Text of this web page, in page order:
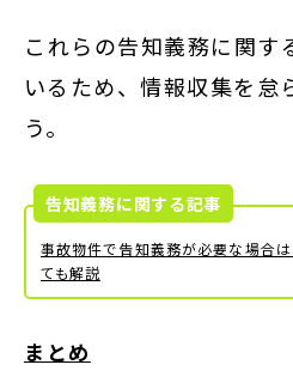
これらの告知義務に関す
いるため、情報収集を怠
う。
告知義務に関する記事
事故物件で告知義務が必要な場合
ても解説
まとめ